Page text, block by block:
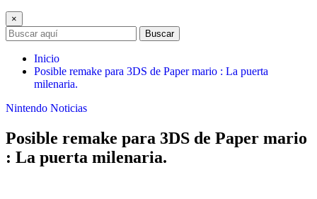
×
Buscar
Inicio
Posible remake para 3DS de Paper mario : La puerta
milenaria.
Nintendo Noticias
Posible remake para 3DS de Paper mario
: La puerta milenaria.